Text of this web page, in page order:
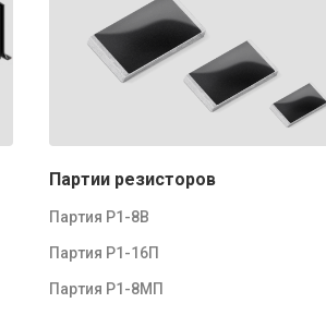
Партии резисторов
Партия Р1-8В
Партия Р1-16П
Партия Р1-8МП